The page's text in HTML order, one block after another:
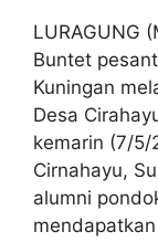
LURAGUNG
Buntet
Kuningan
Desa
kemarin (7/5/
Cirnahayu,
alumni